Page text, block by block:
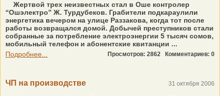
Жертвой трех неизвестных стал в Оше контролер
“Ошэлектро” Ж. Турдубеков. Грабители подкараулили
энергетика вечером на улице Раззакова, когда тот после
работы возвращался домой. Добычей преступников стали
собранные за потребление электроэнергии 5 тысяч сомов,
мобильный телефон и абонентские квитанции ...
Подробнее...
Просмотров: 2862 Комментариев: 0
ЧП на производстве 31 октября 2006